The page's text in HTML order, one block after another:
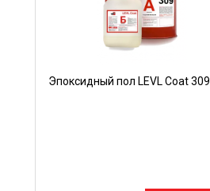
Эпоксидный пол LEVL Coat 309